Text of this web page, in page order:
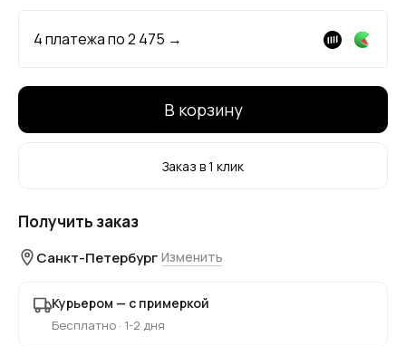
4 платежа по2 475 →
В корзину
Заказ в 1 клик
Получить заказ
Санкт-Петербург Изменить
Курьером — с примеркой
Бесплатно · 1-2 дня